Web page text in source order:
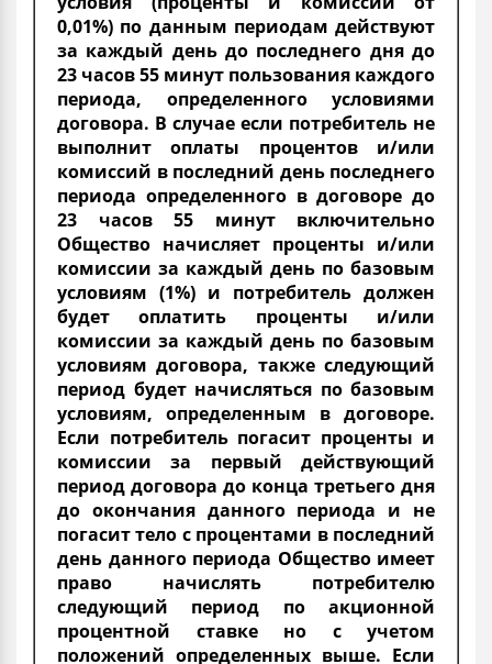
0,01%) по данным периодам действуют
за каждый день до последнего дня до
23 часов 55 минут пользования каждого
периода, определенного условиями
договора. В случае если потребитель не
выполнит оплаты процентов и/или
комиссий в последний день последнего
периода определенного в договоре до
23 часов 55 минут включительно
Общество начисляет проценты и/или
комиссии за каждый день по базовым
условиям (1%) и потребитель должен
будет оплатить проценты и/или
комиссии за каждый день по базовым
условиям договора, также следующий
период будет начисляться по базовым
условиям, определенным в договоре.
Если потребитель погасит проценты и
комиссии за первый действующий
период договора до конца третьего дня
до окончания данного периода и не
погасит тело с процентами в последний
день данного периода Общество имеет
право начислять потребителю
следующий период по акционной
процентной ставке но с учетом
положений определенных выше. Если